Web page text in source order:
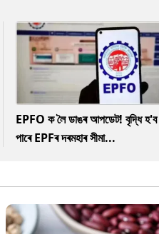
EPFO ক লৈ ডাঙৰ আপডেট! বৃদ্ধি হ'ব
পাৰে EPFৰ দৰমহাৰ সীমা...